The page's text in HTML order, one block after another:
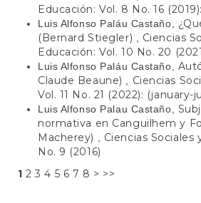
Educación: Vol. 8 No. 16
Luis Alfonso Paláu Castaño,
(Bernard Stiegler)
Ciencias
Educación: Vol. 10 No. 20
Luis Alfonso Paláu Castaño,
Claude Beaune)
Ciencias
Vol. 11 No. 21 (2022): (january-
Luis Alfonso Palau Castaño,
normativa en Canguilhem y
Macherey)
Ciencias Sociales
No. 9 (2016)
1 2 3 4 5 6 7 8 > >>